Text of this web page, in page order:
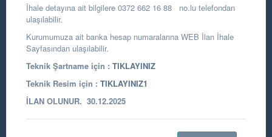
İhale detayına ait bilgilere 0372 662 16 88 no.lu telefondan
ulaşılabilir.
Kurumumuza ait banka hesap numaralarına WEB İlan İhale
Sayfasından ulaşılabilir.
Teknik Şartname için : TIKLAYINIZ
Teknik Resim için : TIKLAYINIZ1
İLAN OLUNUR. 30.12.2025